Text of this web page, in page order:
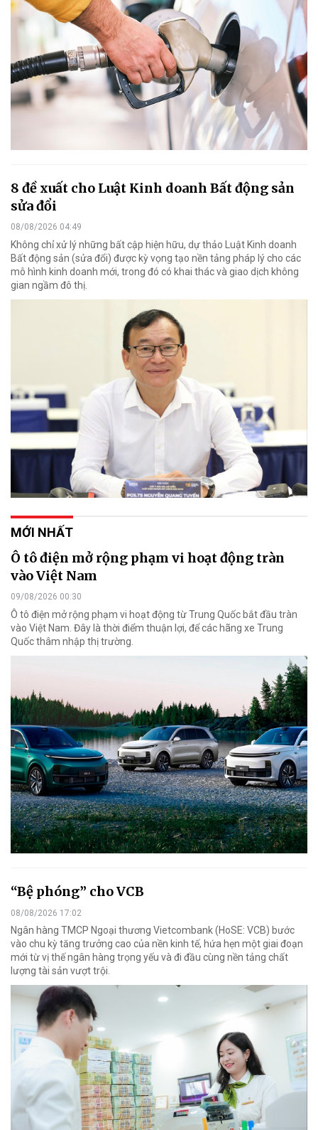
8 đề xuất cho Luật Kinh doanh Bất động sản
sửa đổi
08/08/2026 04:49
Không chỉ xử lý những bất cập hiện hữu, dự thảo Luật Kinh doanh
Bất động sản (sửa đổi) được kỳ vọng tạo nền tảng pháp lý cho các
mô hình kinh doanh mới, trong đó có khai thác và giao dịch không
gian ngầm đô thị.
MỚI NHẤT
Ô tô điện mở rộng phạm vi hoạt động tràn
vào Việt Nam
09/08/2026 00:30
Ô tô điện mở rộng phạm vi hoạt động từ Trung Quốc bắt đầu tràn
vào Việt Nam. Đây là thời điểm thuận lợi, để các hãng xe Trung
Quốc thâm nhập thị trường.
“Bệ phóng” cho VCB
08/08/2026 17:02
Ngân hàng TMCP Ngoại thương Vietcombank (HoSE: VCB) bước
vào chu kỳ tăng trưởng cao của nền kinh tế, hứa hẹn một giai đoạn
mới từ vị thế ngân hàng trọng yếu và đi đầu cùng nền tảng chất
lượng tài sản vượt trội.